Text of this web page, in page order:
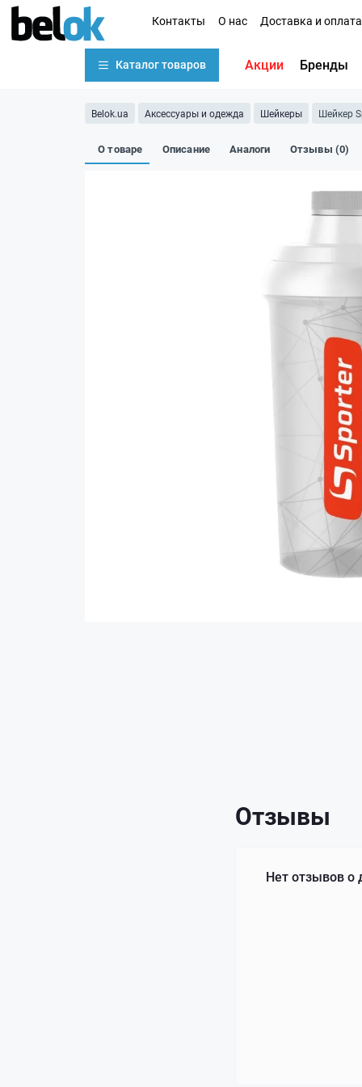
Контакты О нас Доставка и оплата
Каталог товаров Акции Бренды
Belok.ua Аксессуары и одежда Шейкеры Шейкер
О товаре Описание Аналоги Отзывы (0)
Отзывы
Нет отзывов о